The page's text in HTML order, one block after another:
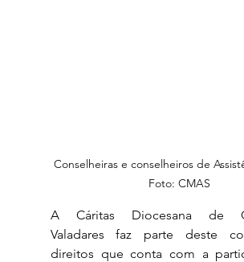
Conselheiras e conselheiros de
Foto: CMAS
A Cáritas Diocesana de
Valadares faz parte deste
direitos que conta com a